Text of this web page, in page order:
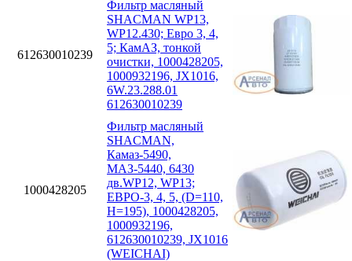
612630010239
Фильтр масляный
SHACMAN WP13,
WP12.430; Eвро 3, 4,
5; КамАЗ, тонкой
очистки, 1000428205,
1000932196, JX1016,
6W.23.288.01
612630010239
1000428205
Фильтр масляный
SHACMAN,
Камаз-5490,
МАЗ-5440, 6430
дв.WP12, WP13;
ЕВРО-3, 4, 5, (D=110,
H=195), 1000428205,
1000932196,
612630010239, JX1016
(WEICHAI)